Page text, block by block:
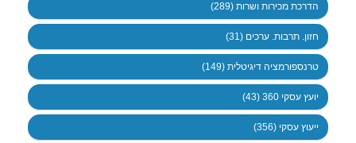
הדרכת מכירות ושרות (289)
חזון. תרבות. ערכים (31)
טרנספורמציה דיגיטלית (149)
יועץ עסקי 360 (43)
ייעוץ עסקי (356)